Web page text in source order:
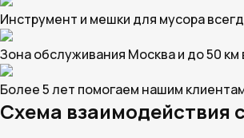
Инструмент и мешки для мусора
Зона обслуживания Москва и до 50 км
Более 5 лет помогаем нашим
Схема взаимодействия